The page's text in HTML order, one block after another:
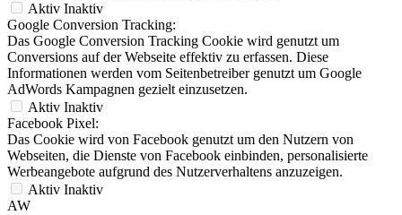
Aktiv Inaktiv
Google Conversion Tracking:
Das Google Conversion Tracking Cookie wird genutzt um
Conversions auf der Webseite effektiv zu erfassen. Diese
Informationen werden vom Seitenbetreiber genutzt um Google
AdWords Kampagnen gezielt einzusetzen.
Aktiv Inaktiv
Facebook Pixel:
Das Cookie wird von Facebook genutzt um den Nutzern von
Webseiten, die Dienste von Facebook einbinden, personalisierte
Werbeangebote aufgrund des Nutzerverhaltens anzuzeigen.
Aktiv Inaktiv
AW